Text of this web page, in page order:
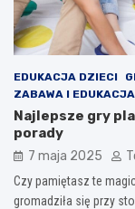
EDUKACJA DZIECI
ZABAWA I EDUKACJA
Najlepsze gry
porady
7 maja 2025
Czy pamiętasz te
gromadziła się przy